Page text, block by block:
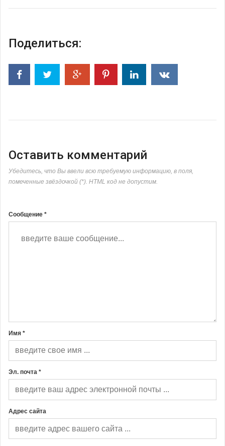
Поделиться:
Оставить комментарий
Убедитесь, что Вы ввели всю требуемую информацию, в поля,
помеченные звёздочкой (*). HTML код не допустим.
Сообщение *
Имя *
Эл. почта *
Адрес сайта